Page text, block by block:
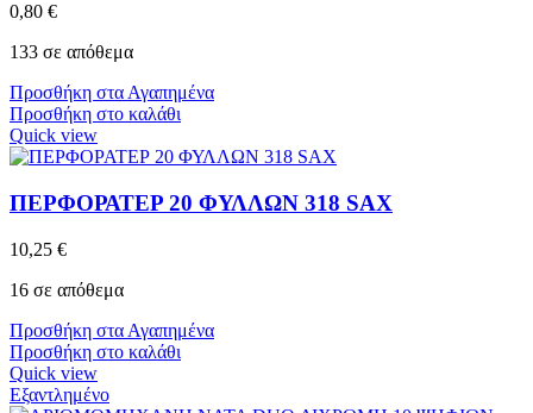
0,80 €
133 σε απόθεμα
Προσθήκη στα Αγαπημένα
Προσθήκη στο καλάθι
Quick view
ΠΕΡΦΟΡΑΤΕΡ 20 ΦΥΛΛΩΝ 318 SAX
10,25 €
16 σε απόθεμα
Προσθήκη στα Αγαπημένα
Προσθήκη στο καλάθι
Quick view
Εξαντλημένο